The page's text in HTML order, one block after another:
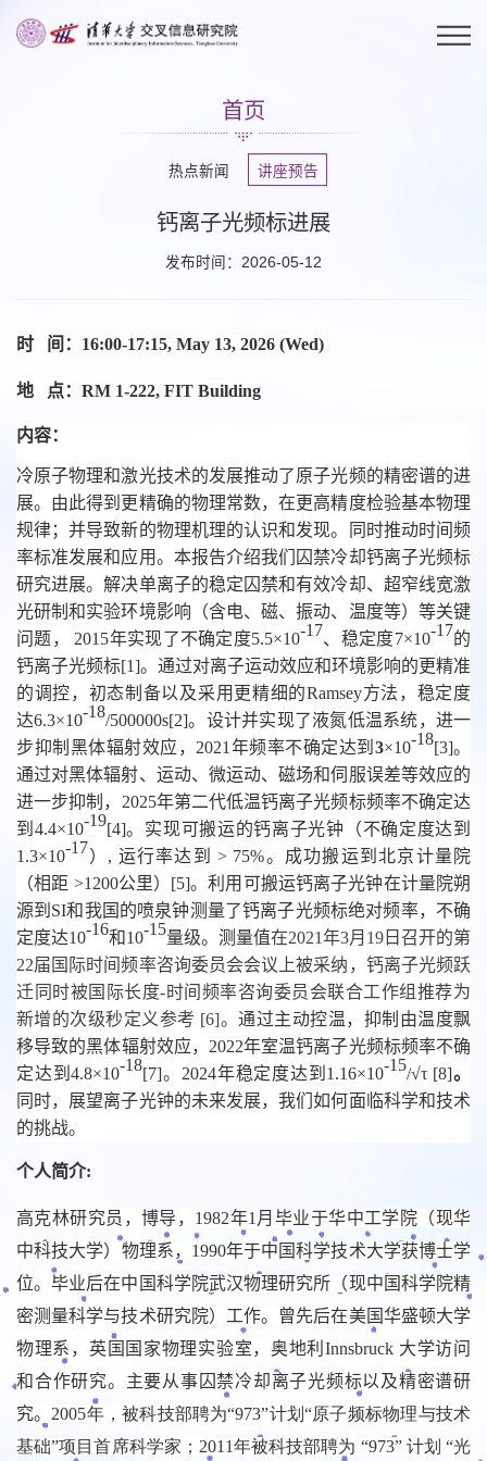
首页
热点新闻 讲座预告
钙离子光频标进展
发布时间：2026-05-12
时 间： 16:00-17:15, May 13, 2026 (Wed)
地 点： RM 1-222, FIT Building
内容：
冷原子物理和激光技术的发展推动了原子光频的精密谱的进
展。由此得到更精确的物理常数，在更高精度检验基本物理
规律；并导致新的物理机理的认识和发现。同时推动时间频
率标准发展和应用。本报告介绍我们囚禁冷却钙离子光频标
研究进展。解决单离子的稳定囚禁和有效冷却、超窄线宽激
光研制和实验环境影响（含电、磁、振动、温度等）等关键
问题， 2015年实现了不确定度5.5×10-17、稳定度7×10-17的
钙离子光频标[1]。通过对离子运动效应和环境影响的更精准
的调控，初态制备以及采用更精细的Ramsey方法，稳定度
达6.3×10-18/500000s[2]。设计并实现了液氮低温系统，进一
步抑制黑体辐射效应， 2021 年频率不确定达到 3×10-18[3]。
通过对黑体辐射、运动、微运动、磁场和伺服误差等效应的
进一步抑制， 2025年第二代低温钙离子光频标频率不确定达
到 4.4×10-19[4]。实现可搬运的钙离子光钟（不确定度达到
1.3×10-17） , 运行率达到 > 75%。成功搬运到北京计量院
（相距 >1200公里） [5]。利用可搬运钙离子光钟在计量院朔
源到SI和我国的喷泉钟测量了钙离子光频标绝对频率，不确
定度达10-16和10-15量级。测量值在2021年3月19日召开的第
22届国际时间频率咨询委员会会议上被采纳，钙离子光频跃
迁同时被国际长度-时间频率咨询委员会联合工作组推荐为
新增的次级秒定义参考 [6]。通过主动控温，抑制由温度飘
移导致的黑体辐射效应， 2022年室温钙离子光频标频率不确
定达到4.8×10-18[7]。 2024年稳定度达到 1.16×10-15/√τ [8]。
同时，展望离子光钟的未来发展，我们如何面临科学和技术
的挑战。
个人简介:
高克林研究员，博导，1982年1 月毕业于华中工学院（现华
中科技大学）物理系， 1990年于中国科学技术大学获博士学
位。毕业后在中国科学院武汉物理研究所（现中国科学院精
密测量科学与技术研究院）工作。
曾先后在美国华盛顿大学
物理系，英国国家物理实验室，奥地利Innsbruck 大学访问
和合作研究。 主要从事囚禁冷却离子光频标以及精密谱研
究。 2005年，被科技部聘为“973”计划“原子频标物理与技术
基础”项目首席科学家；2011年被科技部聘为 “973” 计划 “光